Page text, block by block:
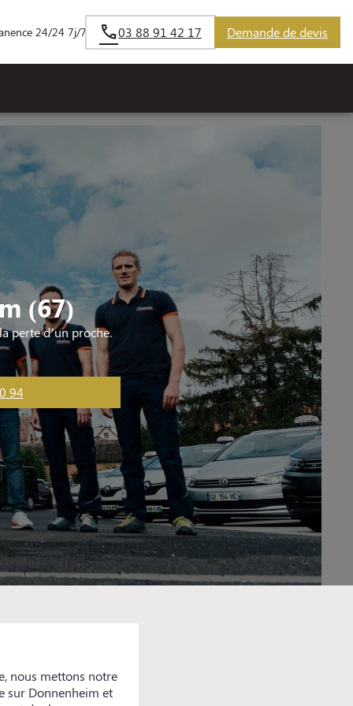
24/24 7j/7 03 88 91 42 17 Demande de devis
(67)
perte d’un proche.
94
nous mettons notre
sur Donnenheim et